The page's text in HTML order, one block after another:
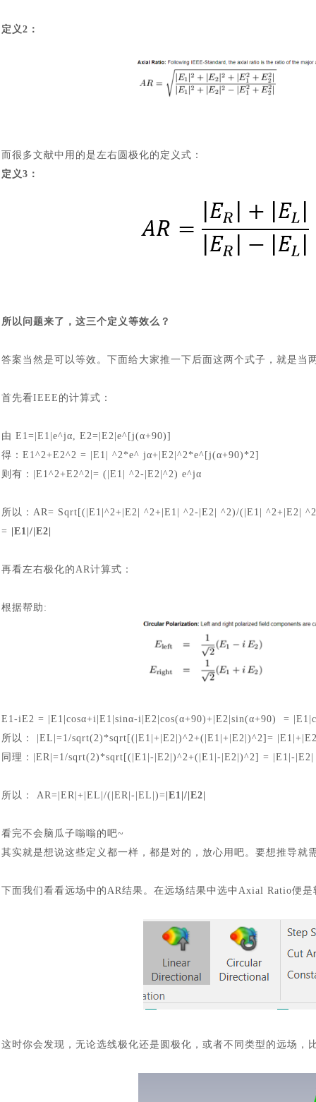
定义2：
而很多文献中用的是左右圆极化的定义式：
定义3：
所以问题来了，这三个定义等效么？
答案当然是可以等效。下面给大家推一下后面这两个式子，就是当
首先看IEEE 的计算式：
由 E1=|E1|e^jα, E2=|E2|e^[j(α+90)]
得： E1^2+E2^2 = |E1| ^2*e^ jα+|E2|^2*e^[j(α+90)*2]
则有：
|E1^2+E2^2|= (|E1| ^2-|E2|^2) e^jα
所以： AR= Sqrt[(|E1|^2+|E2| ^2+|E1| ^2-|E2| ^2)/(|E1| ^2+|E2|
=
|E1|/|E2|
再看左右极化的AR计算式：
根据帮助 :
E1-iE2 = |E1|cosα+i|E1|sinα-i|E2|cos(α+90)+|E2|sin(α+90) =
所以：
|EL|=1/sqrt(2)*sqrt[(|E1|+|E2|)^2+(|E1|+|E2|)^2]=
同理：
|ER|=1/sqrt(2)*sqrt[(|E1|-|E2|)^2+(|E1|-|E2|)^2] = |E1|-|E2|
所以： AR=|ER|+|EL|/(|ER|-|EL|)= |E1|/|E2|
看完不会脑瓜子嗡嗡的吧~
其实就是想说这些定义都一样，都是对的，放心用吧。要想推导就
下面我们看看远场中的AR结果。在远场结果中选中 Axial Ratio便是
这时你会发现，无论选线极化还是圆极化，或者不同类型的远场，
汽车交通